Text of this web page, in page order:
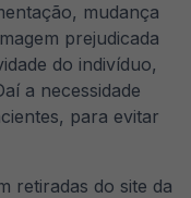
mudança
prejudicada
do indivíduo,
a necessidade
para evitar
retiradas do site da